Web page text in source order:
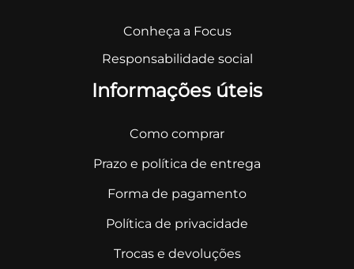
Conheça a Focus
Responsabilidade social
Informações úteis
Como comprar
Prazo e política de entrega
Forma de pagamento
Política de privacidade
Trocas e devoluções